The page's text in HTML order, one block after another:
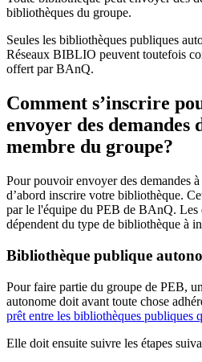
bibliothèques du groupe.
Seules les bibliothèques publiques
Réseaux BIBLIO peuvent toutefois
offert par BAnQ.
Comment s’inscrire
envoyer des demandes
membre du groupe?
Pour pouvoir envoyer des demandes
d’abord inscrire votre bibliothèque.
par le l'équipe du PEB de BAnQ. Les
dépendent du type de bibliothèque à
Bibliothèque publique
Pour faire partie du groupe de PEB,
autonome doit avant toute chose
prêt entre les bibliothèques publiques
Elle doit ensuite suivre les étapes